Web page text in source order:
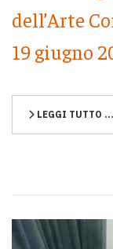
dell’Arte
19 giugno
LEGGI TUTTO …